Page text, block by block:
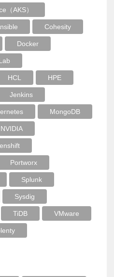
（AKS）
Cohesity
Docker
HCL HPE
Jenkins
MongoDB
NVIDIA
Portworx
Splunk
Sysdig
TiDB VMware